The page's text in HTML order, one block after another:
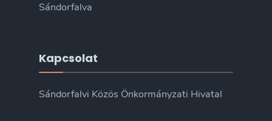
Sándorfalva
Kapcsolat
Sándorfalvi Közös Önkormányzati Hivatal